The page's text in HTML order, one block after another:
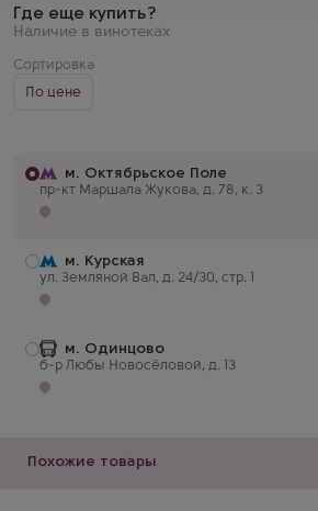
Где еще купить?
Наличие в винотеках
Сортировка
По цене
м. Октябрьское Поле
пр-кт Маршала Жукова, д. 78, к. 3
м. Курская
ул. Земляной Вал, д. 24/30, стр. 1
м. Одинцово
б-р Любы Новосёловой, д. 13
Похожие товары